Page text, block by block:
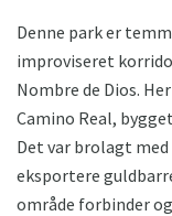
Denne park er
improviseret
Nombre de Dios.
Camino Real,
Det var brolagt
eksportere
område forbinder